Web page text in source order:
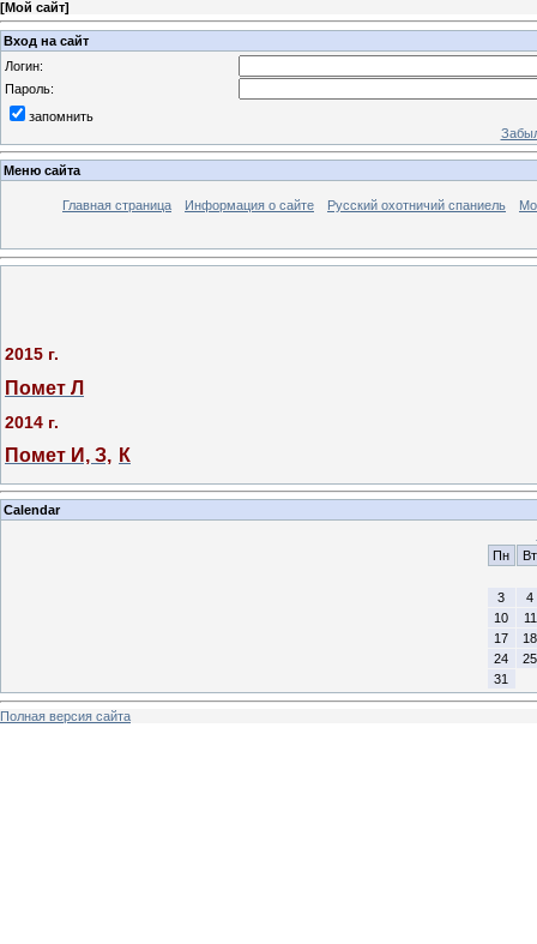
[Мой сайт]
Вход на сайт
Логин:
Пароль:
запомнить
Меню сайта
Главная страница Информация о сайте Русский охотничий спаниель
2015 г.
Помет Л
2014 г.
Помет И, З, К
Calendar
Пн
Вт
3
4
10
11
17
18
24
25
31
Полная версия сайта